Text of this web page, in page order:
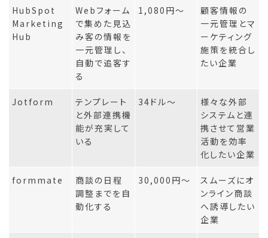
HubSpot
Marketing
Hub
Webフォーム
で集めた見込
み客の情報を
一元管理し、
自動で追客す
る
1,080円〜
顧客情報の
一元管理とマ
ーケティング
施策を統合し
たい企業
Jotform
テンプレート
と外部連携機
能が充実して
いる
34ドル〜
様々な外部
システムと連
携させて営業
活動を効率
化したい企業
formmate
商談の日程
調整までを自
動化する
30,000円〜
スムーズにオ
ンライン商談
へ誘導したい
企業